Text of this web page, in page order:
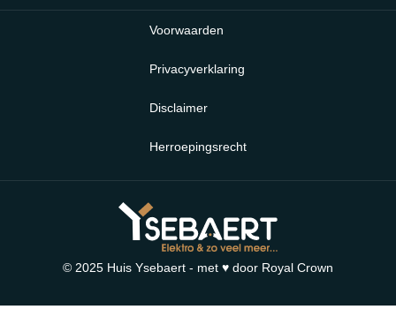
Voorwaarden
Privacyverklaring
Disclaimer
Herroepingsrecht
© 2025 Huis Ysebaert - met ♥ door Royal Crown